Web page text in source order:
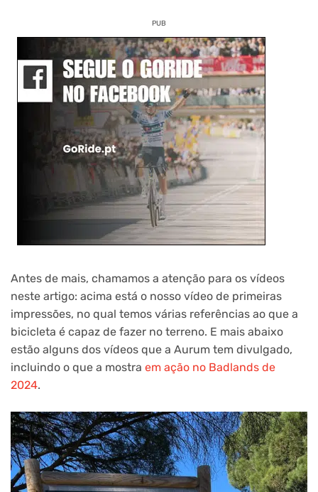
PUB
Antes de mais, chamamos a atenção para os vídeos
neste artigo: acima está o nosso vídeo de primeiras
impressões, no qual temos várias referências ao que a
bicicleta é capaz de fazer no terreno. E mais abaixo
estão alguns dos vídeos que a Aurum tem divulgado,
incluindo o que a mostra em ação no Badlands de
2024.